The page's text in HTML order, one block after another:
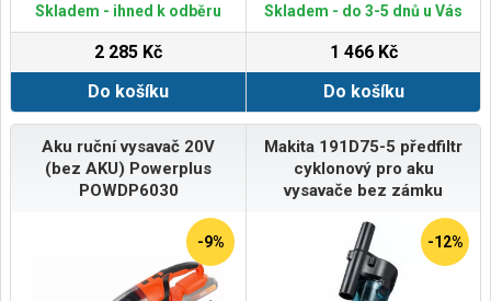
Skladem - ihned k odběru
2 285 Kč
Do košíku
Skladem - do 3-5 dnů u Vás
1 466 Kč
Do košíku
Aku ruční vysavač 20V
(bez AKU) Powerplus
POWDP6030
-9%
Makita 191D75-5 předfiltr
cyklonový pro aku
vysavače bez zámku
-12%